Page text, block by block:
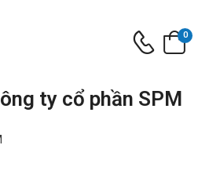
0
ty cổ phần SPM